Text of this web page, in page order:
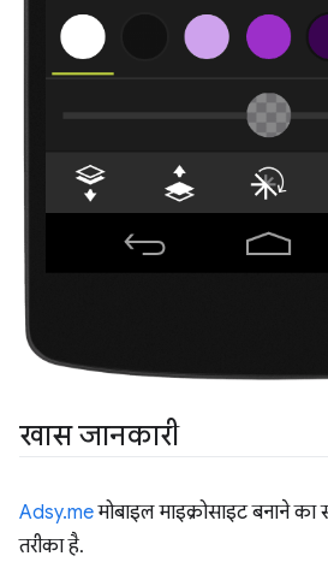
खास जानकारी
Adsy.meमोबाइल माइक्रोसाइट बनाने
तरीका है.